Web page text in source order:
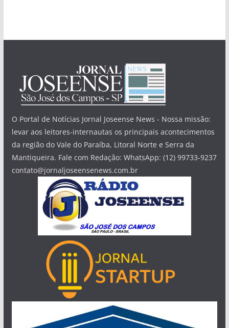
O Portal de Notícias Jornal Joseense News - Nossa missão:
levar aos leitores-internautas os principais acontecimentos
da região do Vale do Paraíba, Litoral Norte e Serra da
Mantiqueira. Fale com Redação: WhatsApp: (12) 99733-9237
contato@jornaljoseensenews.com.br